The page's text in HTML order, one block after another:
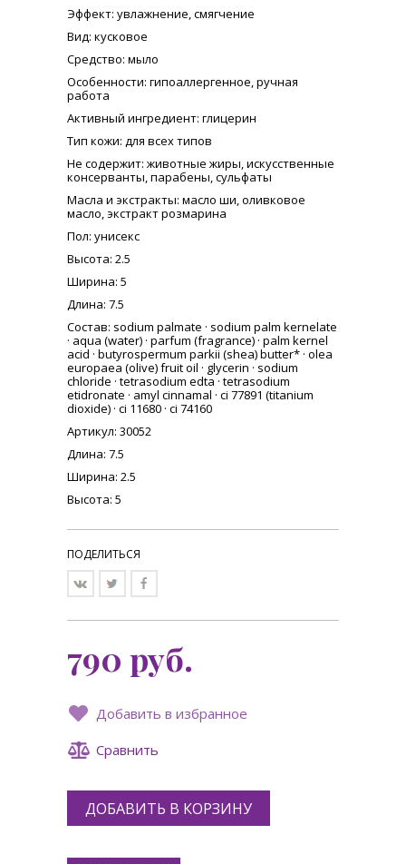
Эффект: увлажнение, смягчение
Вид: кусковое
Средство: мыло
Особенности: гипоаллергенное, ручная
работа
Активный ингредиент: глицерин
Тип кожи: для всех типов
Не содержит: животные жиры, искусственные
консерванты, парабены, сульфаты
Масла и экстракты: масло ши, оливковое
масло, экстракт розмарина
Пол: унисекс
Высота: 2.5
Ширина: 5
Длина: 7.5
Состав: sodium palmate · sodium palm kernelate
· aqua (water) · parfum (fragrance) · palm kernel
acid · butyrospermum parkii (shea) butter* · olea
europaea (olive) fruit oil · glycerin · sodium
chloride · tetrasodium edta · tetrasodium
etidronate · amyl cinnamal · ci 77891 (titanium
dioxide) · ci 11680 · ci 74160
Артикул: 30052
Длина: 7.5
Ширина: 2.5
Высота: 5
ПОДЕЛИТЬСЯ
Добавить в избранное
Сравнить
790 руб.